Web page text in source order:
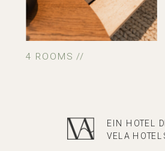
4 ROOMS //
EIN HOTEL
VELA